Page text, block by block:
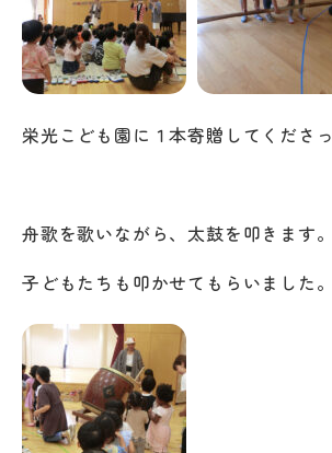
栄光こども園に１本寄贈してくださ
舟歌を歌いながら、太鼓を叩きます。
子どもたちも叩かせてもらいました。